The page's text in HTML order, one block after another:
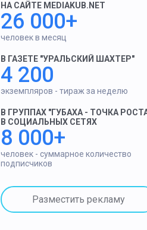
НА САЙТЕ MEDIAKUB.NET
26 000+
человек в месяц
В ГАЗЕТЕ "УРАЛЬСКИЙ ШАХТЕР"
4 200
экземпляров - тираж за неделю
В ГРУППАХ "ГУБАХА - ТОЧКА
В СОЦИАЛЬНЫХ СЕТЯХ
8 000+
человек - суммарное количество
подписчиков
Разместить рекламу